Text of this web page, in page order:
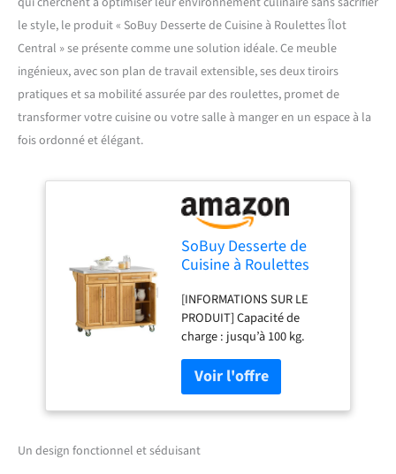
le style, le produit « SoBuy Desserte de Cuisine à Roulettes Îlot
Central » se présente comme une solution idéale. Ce meuble
ingénieux, avec son plan de travail extensible, ses deux tiroirs
pratiques et sa mobilité assurée par des roulettes, promet de
transformer votre cuisine ou votre salle à manger en un espace à la
fois ordonné et élégant.
SoBuy Desserte de
Cuisine à Roulettes
115x92x(46-71)cm
[INFORMATIONS SUR LE
PRODUIT] Capacité de
charge : jusqu’à 100 kg.
Matériau : MDF, panneau de
particules (E1), bambou,
acier inoxydable.
Dimensions du produit :
cm (voir illustration)
Un design fonctionnel et séduisant